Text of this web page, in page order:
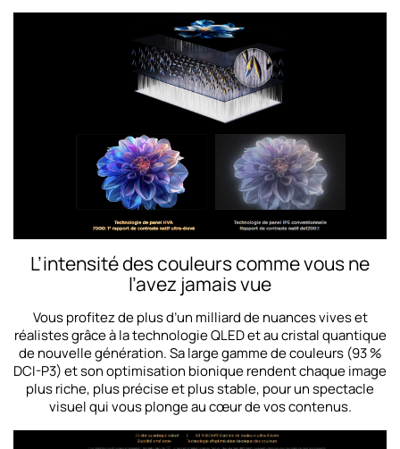
L’intensité des couleurs comme vous ne
l’avez jamais vue
Vous profitez de plus d’un milliard de nuances vives et
réalistes grâce à la technologie QLED et au cristal quantique
de nouvelle génération. Sa large gamme de couleurs (93 %
DCI-P3) et son optimisation bionique rendent chaque image
plus riche, plus précise et plus stable, pour un spectacle
visuel qui vous plonge au cœur de vos contenus.